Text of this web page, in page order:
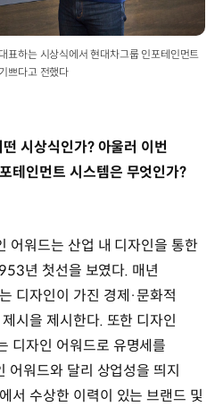
표하는 시상식에서 현대차그룹 인포테인먼트
쁘다고 전했다
시상식인가? 아울러 이번
테인먼트 시스템은 무엇인가?
어워드는 산업 내 디자인을 통한
년 첫선을 보였다. 매년
디자인이 가진 경제·문화적
시을 제시한다. 또한 디자인
디자인 어워드로 유명세를
어워드와 달리 상업성을 띄지
서 수상한 이력이 있는 브랜드 및